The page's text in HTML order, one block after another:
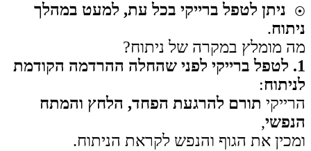
⦿
ניתן לטפל ברייקי בכל עת, למעט במהלך
ניתוח.
מה מומלץ במקרה של ניתוח?
1. לטפל ברייקי לפני שהחלה ההרדמה הקודמת
לניתוח:
הרייקי תורם להרגעת הפחד, הלחץ והמתח
הנפשי,
ומכין את הגוף והנפש לקראת הניתוח.